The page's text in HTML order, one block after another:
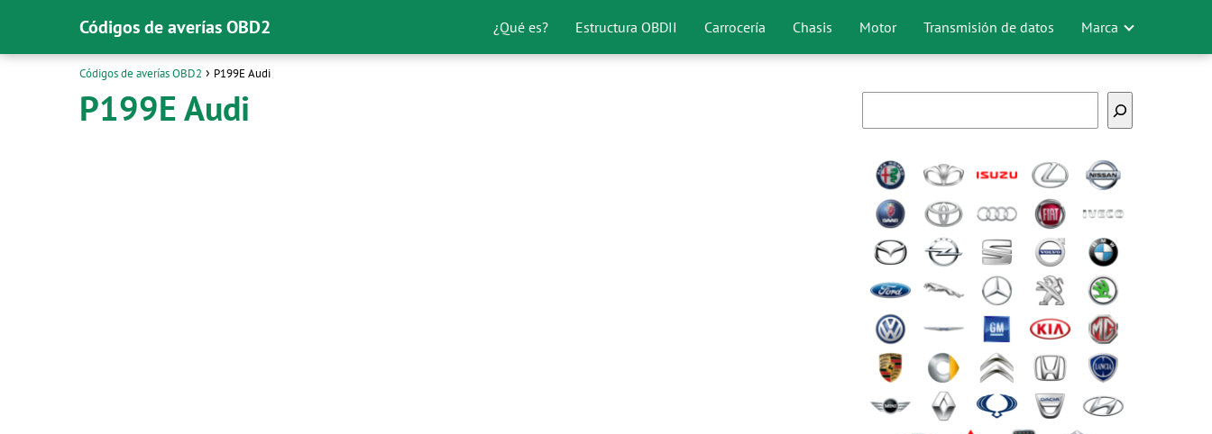
Códigos de averías OBD2 ¿Qué es? Estructura OBDII Carrocería Chasis Motor Transmisión de datos Marca
Códigos de averías OBD2 P199E Audi
P199E Audi